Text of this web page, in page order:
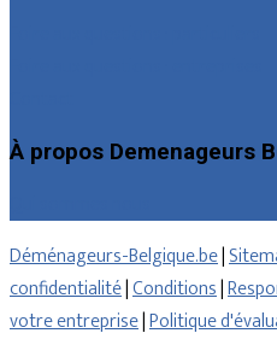
À propos Demenageurs
Déménageurs-Belgique.be|
confidentialité|Conditions|
votre entreprise|Politique